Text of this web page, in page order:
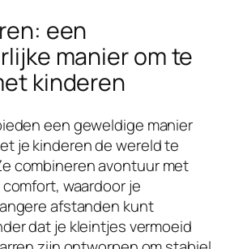
een
manier om te
kinderen
een geweldige manier
je kinderen de wereld te
combineren avontuur met
waardoor je
afstanden kunt
dat je kleintjes vermoeid